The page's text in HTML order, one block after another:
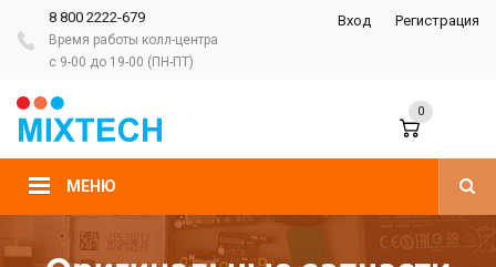
8 800 2222-679
Время работы колл-центра
с 9-00 до 19-00 (ПН-ПТ)
Вход Регистрация
МЕНЮ
0